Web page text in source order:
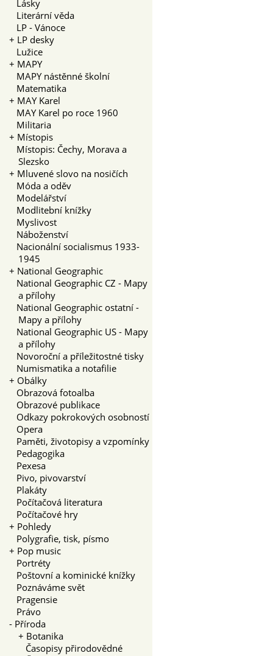
Lásky
Literární věda
LP - Vánoce
+ LP desky
Lužice
+ MAPY
MAPY nástěnné školní
Matematika
+ MAY Karel
MAY Karel po roce 1960
Militaria
+ Místopis
Místopis: Čechy, Morava a
Slezsko
+ Mluvené slovo na nosičích
Móda a oděv
Modelářství
Modlitební knížky
Myslivost
Náboženství
Nacionální socialismus 1933-
1945
+ National Geographic
National Geographic CZ - Mapy
a přílohy
National Geographic ostatní -
Mapy a přílohy
National Geographic US - Mapy
a přílohy
Novoroční a příležitostné tisky
Numismatika a notafilie
+ Obálky
Obrazová fotoalba
Obrazové publikace
Odkazy pokrokových osobností
Opera
Paměti, životopisy a vzpomínky
Pedagogika
Pexesa
Pivo, pivovarství
Plakáty
Počítačová literatura
Počítačové hry
+ Pohledy
Polygrafie, tisk, písmo
+ Pop music
Portréty
Poštovní a kominické knížky
Poznáváme svět
Pragensie
Právo
- Příroda
+ Botanika
Časopisy přirodovědné